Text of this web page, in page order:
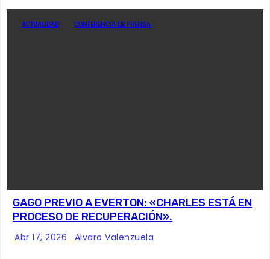
ACTUALIDAD CONFERENCIA DE PRENSA
GAGO PREVIO A EVERTON: «CHARLES ESTÁ EN
PROCESO DE RECUPERACIÓN».
Abr 17, 2026 Alvaro Valenzuela